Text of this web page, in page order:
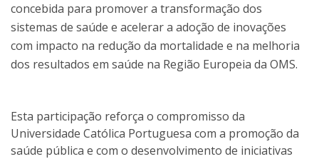
concebida para promover a transformação dos
sistemas de saúde e acelerar a adoção de inovações
com impacto na redução da mortalidade e na melhoria
dos resultados em saúde na Região Europeia da OMS.
Esta participação reforça o compromisso da
Universidade Católica Portuguesa com a promoção da
saúde pública e com o desenvolvimento de iniciativas